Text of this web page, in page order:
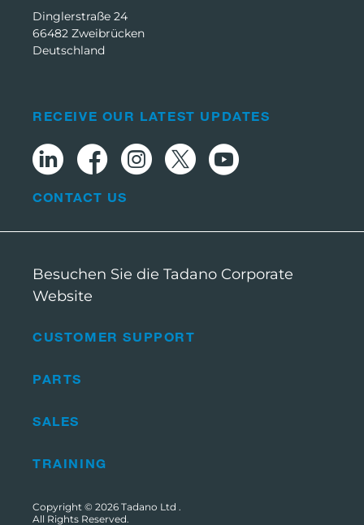
Dinglerstraße 24
66482 Zweibrücken
Deutschland
CUSTOMER SUPPORT
PARTS
SALES
TRAINING
RECEIVE OUR LATEST UPDATES
CONTACT US
Besuchen Sie die Tadano Corporate
Website
Copyright © 2026 Tadano Ltd .
All Rights Reserved.